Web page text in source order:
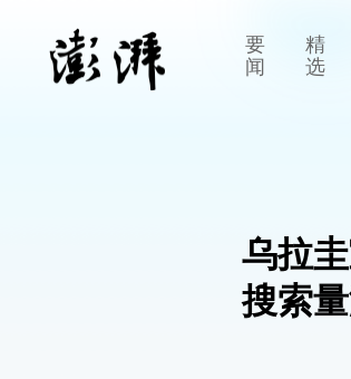
要
闻
精
选
乌拉
搜索